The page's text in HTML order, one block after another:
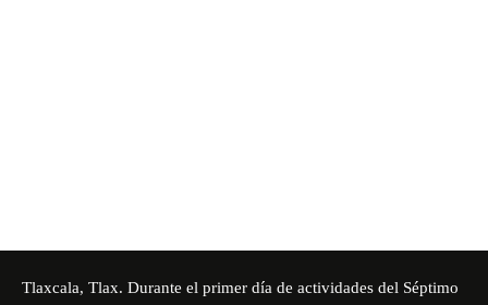
Tlaxcala, Tlax. Durante el primer día de actividades del Séptimo